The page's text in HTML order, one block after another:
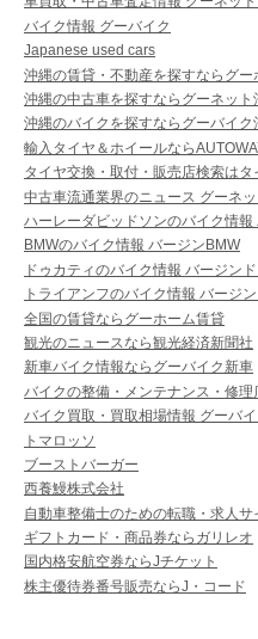
バイク情報 グーバイク
Japanese used cars
沖縄の賃貸・不動産を探すならグー
沖縄の中古車を探すならグーネット
沖縄のバイクを探すならグーバイク
輸入タイヤ＆ホイールなら
タイヤ交換・取付・販売店検索はタ
中古車流通業界のニュース グーネ
ハーレーダビッドソンのバイク情報
BMWのバイク情報 バージンBMW
ドゥカティのバイク情報 バージン
トライアンフのバイク情報 バージ
全国の賃貸ならグーホーム賃貸
観光のニュースなら観光経済新聞社
新車バイク情報ならグーバイク新車
バイクの整備・メンテナンス・修
バイク買取・買取相場情報 グーバ
トマロッソ
ブーストバーガー
西養鰻株式会社
自動車整備士のための転職・求人サ
ギフトカード・商品券ならガリレオ
国内格安航空券ならJチケット
株主優待券番号販売ならJ・コード